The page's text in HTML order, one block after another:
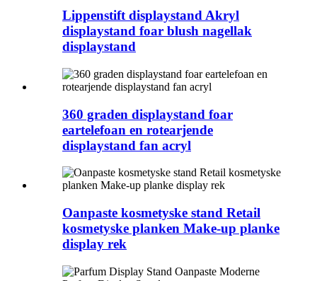
Lippenstift displaystand Akryl
displaystand foar blush nagellak
displaystand
360 graden displaystand foar
eartelefoan en rotearjende
displaystand fan acryl
Oanpaste kosmetyske stand Retail
kosmetyske planken Make-up planke
display rek